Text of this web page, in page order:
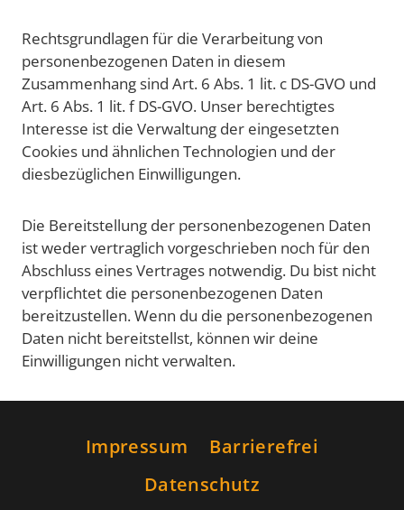
Rechtsgrundlagen für die Verarbeitung von
personenbezogenen Daten in diesem
Zusammenhang sind Art. 6 Abs. 1 lit. c DS-GVO und
Art. 6 Abs. 1 lit. f DS-GVO. Unser berechtigtes
Interesse ist die Verwaltung der eingesetzten
Cookies und ähnlichen Technologien und der
diesbezüglichen Einwilligungen.
Die Bereitstellung der personenbezogenen Daten
ist weder vertraglich vorgeschrieben noch für den
Abschluss eines Vertrages notwendig. Du bist nicht
verpflichtet die personenbezogenen Daten
bereitzustellen. Wenn du die personenbezogenen
Daten nicht bereitstellst, können wir deine
Einwilligungen nicht verwalten.
Impressum
Barrierefrei
Datenschutz